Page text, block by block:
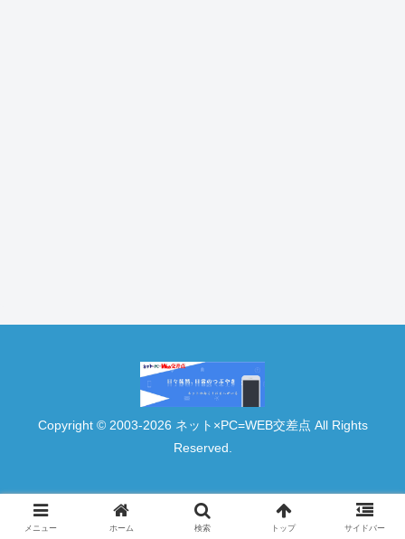
Copyright © 2003-2026 ネット×PC=WEB交差点 All Rights
Reserved.
メニュー ホーム 検索 トップ サイドバー